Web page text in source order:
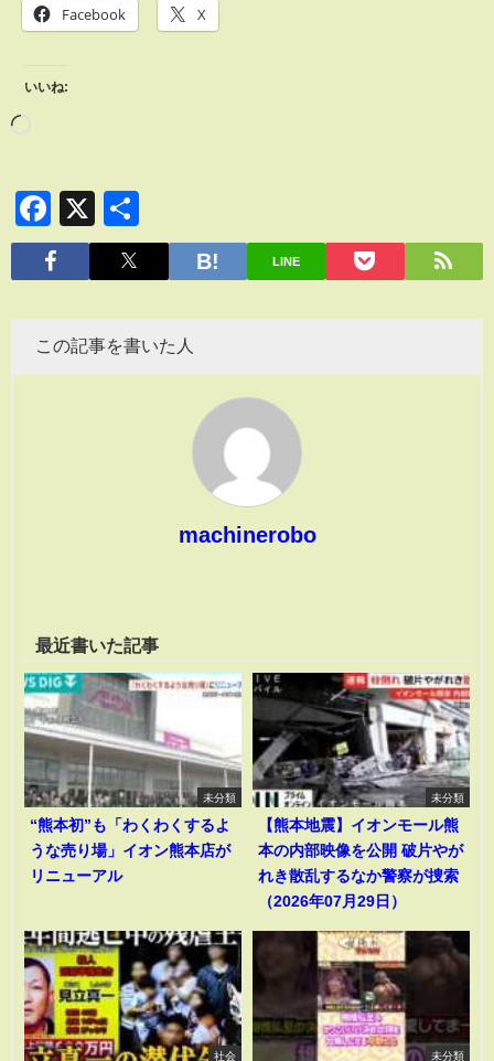
Facebook X
いいね:
Facebook
X
有
LINE
この記事を書いた人
machinerobo
最近書いた記事
未分類
“熊本初”も「わくわくするよ
うな売り場」イオン熊本店が
リニューアル
未分類
【熊本地震】イオンモール熊
本の内部映像を公開 破片やが
れき散乱するなか警察が捜索
（2026年07月29日）
社会 未分類